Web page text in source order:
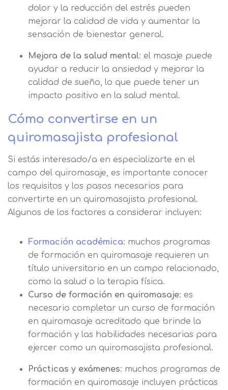
dolor y la reducción del estrés pueden
mejorar la calidad de vida y aumentar la
sensación de bienestar general.
Mejora de la salud mental: el masaje puede
ayudar a reducir la ansiedad y mejorar la
calidad de sueño, lo que puede tener un
impacto positivo en la salud mental.
Cómo convertirse en un
quiromasajista profesional
Si estás interesado/a en especializarte en el
campo del quiromasaje, es importante conocer
los requisitos y los pasos necesarios para
convertirte en un quiromasajista profesional.
Algunos de los factores a considerar incluyen:
Formación académica: muchos programas
de formación en quiromasaje requieren un
título universitario en un campo relacionado,
como la salud o la terapia física.
Curso de formación en quiromasaje: es
necesario completar un curso de formación
en quiromasaje acreditado que brinde la
formación y las habilidades necesarias para
ejercer como un quiromasajista profesional.
Prácticas y exámenes: muchos programas de
formación en quiromasaje incluyen prácticas